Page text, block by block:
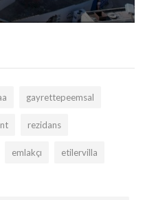
gayrettepeemsal
rezidans
emlakçı etilervilla